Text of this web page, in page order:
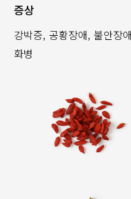
증상
강박증, 공황장애, 불안장
화병